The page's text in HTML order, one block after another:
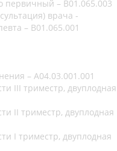
первичный – B01.065.003
врача -
– B01.065.001
– A04.03.001.001
III триместр, двуплодная
II триместр, двуплодная
I триместр, двуплодная